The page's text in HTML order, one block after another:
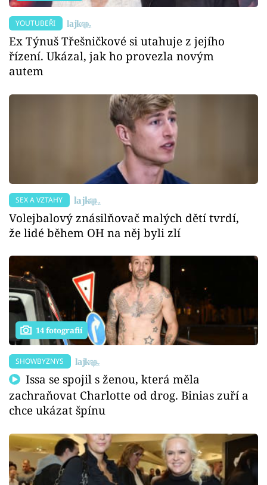
YOUTUBEŘI
Ex Týnuš Třešničkové si utahuje z jejího
řízení. Ukázal, jak ho provezla novým
autem
SEX A VZTAHY
Volejbalový znásilňovač malých dětí tvrdí,
že lidé během OH na něj byli zlí
14 fotografií
SHOWBYZNYS
Issa se spojil s ženou, která měla
zachraňovat Charlotte od drog. Binias zuří a
chce ukázat špínu